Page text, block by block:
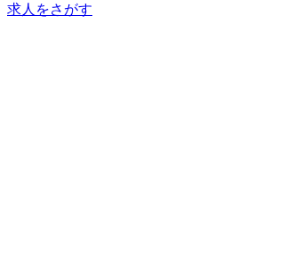
求人をさがす